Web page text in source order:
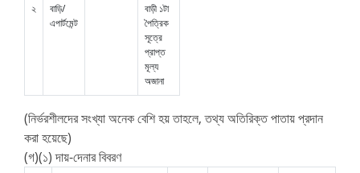
২
বাড়ি/
এপার্টমেন্ট
বাড়ী ১টা
পৈত্রিক
সূত্রে
প্রাপ্ত
মূল্য
অজানা
(নির্ভরশীলদের সংখ্যা অনেক বেশি হয় তাহলে, তথ্য অতিরিক্ত পাতায় প্রদান
করা হয়েছে)
(গ)(১) দায়-দেনার বিবরণ